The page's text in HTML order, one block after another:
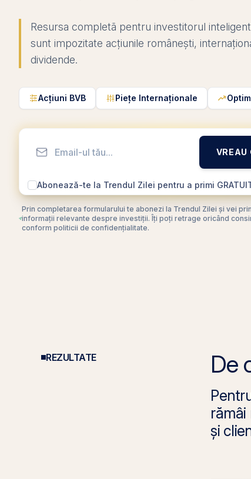
Resursa completă pentru investitorul
sunt impozitate acțiunile românești,
dividende.
Acțiuni BVB Piețe Internaționale
VREAU
Abonează-te la Trendul Zilei pentru a primi
Prin completarea formularului te abonezi la Trendul Zilei și vei
informații relevante despre investiții. Îți poți retrage oricând
conform politicii de confidențialitate.
REZULTATE De
rămâi
și